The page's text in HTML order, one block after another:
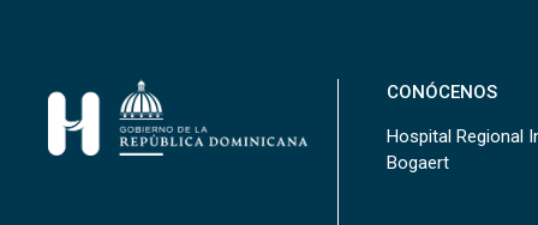
CONÓCENOS
Hospital Regional
Bogaert